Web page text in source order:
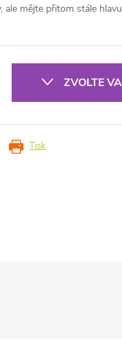
ale mějte přitom stále
ZVOLTE
Tisk